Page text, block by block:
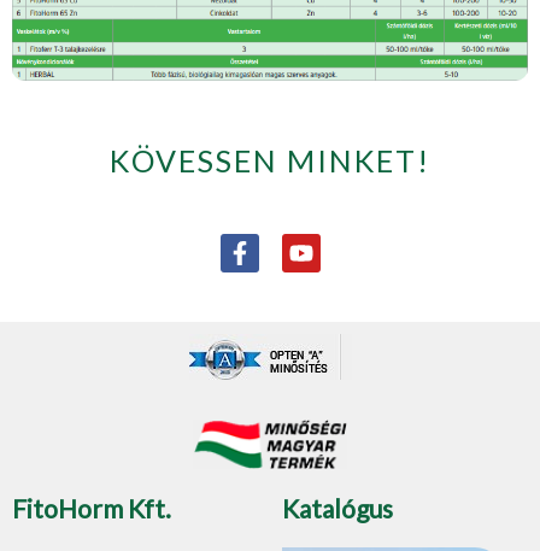
KÖVESSEN MINKET!
F
a
b
o
-
f
Y
o
u
b
FitoHorm Kft. Katalógus